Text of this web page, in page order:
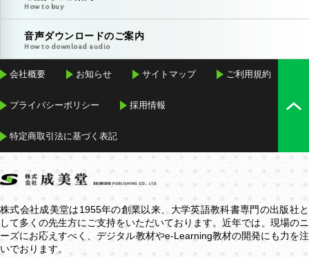
How to buy
音声ダウンロードのご案内
How to download audio
会社概要 お知らせ サイトマップ ご利用規約
プライバシーポリシー 採用情報
特定商取引法に基づく表記
株式会社成美堂は1955年の創業以来、大学英語教科書専門の出版社と
して多くの先生方にご支持をいただいております。近年では、現場のニ
ーズにお応えすべく、デジタル教材やe-Learning教材の開発にも力を注
いでおります。